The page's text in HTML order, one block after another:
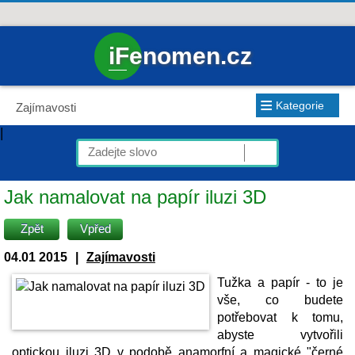
iFenomen.cz
Zajímavosti ≡ Kategorie
|
Jak namalovat na papír iluzi 3D
Zpět Vpřed
04.01 2015
Zajímavosti
Tužka a papír - to je
vše, co budete
potřebovat k tomu,
abyste vytvořili
optickou iluzi 3D v podobě anamorfní a magické "černé